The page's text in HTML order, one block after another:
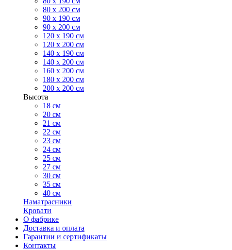
80 х 200 см
90 х 190 см
90 х 200 см
120 х 190 см
120 х 200 см
140 х 190 см
140 х 200 см
160 х 200 см
180 х 200 см
200 х 200 см
Высота
18 см
20 см
21 см
22 см
23 см
24 см
25 см
27 см
30 см
35 см
40 см
Наматрасники
Кровати
О фабрике
Доставка и оплата
Гарантии и сертификаты
Контакты